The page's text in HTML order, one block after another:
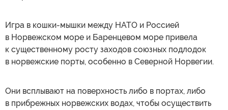
Игра в кошки-мышки между НАТО и Россией
в Норвежском море и Баренцевом море привела
к существенному росту заходов союзных подлодок
в норвежские порты, особенно в Северной Норвегии.
Они всплывают на поверхность либо в портах, либо
в прибрежных норвежских водах, чтобы осуществить